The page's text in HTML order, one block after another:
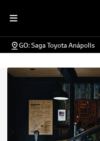
GO: Saga Toyota Anápolis